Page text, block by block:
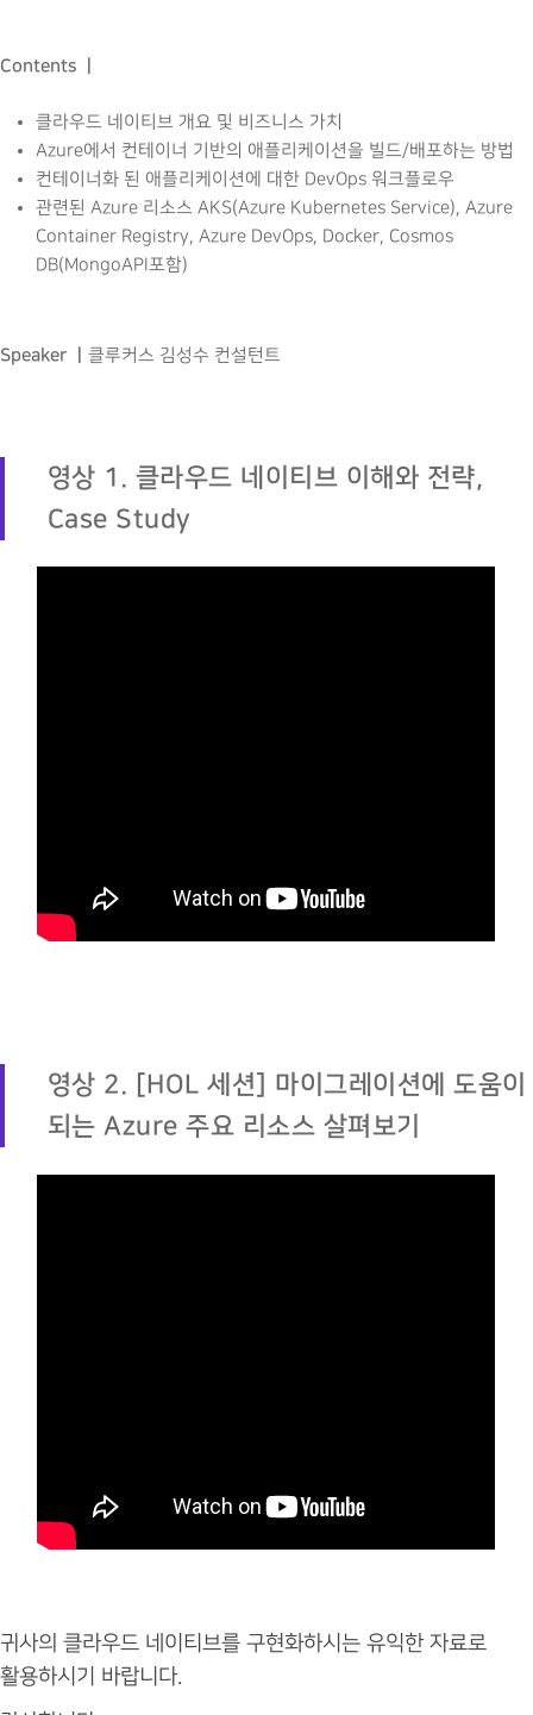
Contents ㅣ
클라우드 네이티브 개요 및 비즈니스 가치
Azure에서 컨테이너 기반의 애플리케이션을 빌드/배포하는 방법
컨테이너화 된 애플리케이션에 대한 DevOps 워크플로우
관련된 Azure 리소스 AKS(Azure Kubernetes Service), Azure
Container Registry, Azure DevOps, Docker, Cosmos
DB(MongoAPI포함)
Speaker ㅣ 클루커스 김성수 컨설턴트
영상 1. 클라우드 네이티브 이해와 전략,
Case Study
영상 2. [HOL 세션] 마이그레이션에 도움이
되는 Azure 주요 리소스 살펴보기
귀사의 클라우드 네이티브를 구현화하시는 유익한 자료로
활용하시기 바랍니다.